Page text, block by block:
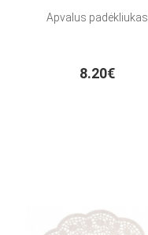
Apvalus padėkliukas
8.20€